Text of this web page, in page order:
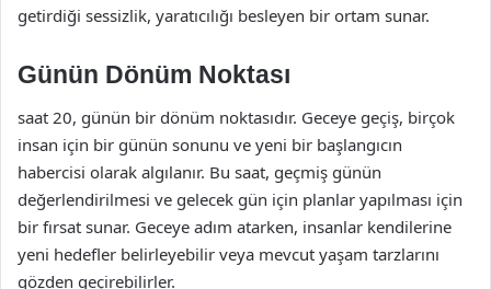
getirdiği sessizlik, yaratıcılığı besleyen bir ortam sunar.
Günün Dönüm Noktası
saat 20, günün bir dönüm noktasıdır. Geceye geçiş, birçok
insan için bir günün sonunu ve yeni bir başlangıcın
habercisi olarak algılanır. Bu saat, geçmiş günün
değerlendirilmesi ve gelecek gün için planlar yapılması için
bir fırsat sunar. Geceye adım atarken, insanlar kendilerine
yeni hedefler belirleyebilir veya mevcut yaşam tarzlarını
gözden geçirebilirler.